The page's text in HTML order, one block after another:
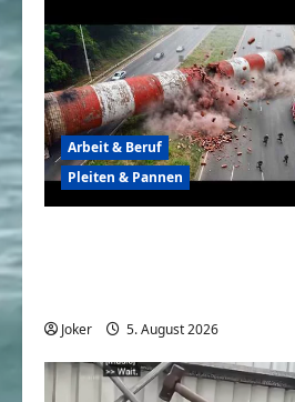
Arbeit & Beruf
Pleiten & Pannen
Joker 5. August 2026